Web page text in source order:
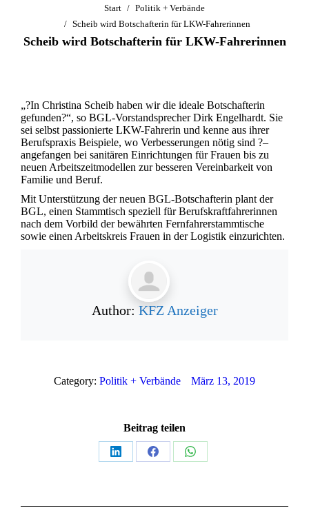
Sie befinden sich hier:
Start
Politik + Verbände
Scheib wird Botschafterin für LKW-Fahrerinnen
Scheib wird Botschafterin für LKW-Fahrerinnen
„?In Christina Scheib haben wir die ideale Botschafterin
gefunden?“, so BGL-Vorstandsprecher Dirk Engelhardt. Sie
sei selbst passionierte LKW-Fahrerin und kenne aus ihrer
Berufspraxis Beispiele, wo Verbesserungen nötig sind ?–
angefangen bei sanitären Einrichtungen für Frauen bis zu
neuen Arbeitszeitmodellen zur besseren Vereinbarkeit von
Familie und Beruf.
Mit Unterstützung der neuen BGL-Botschafterin plant der
BGL, einen Stammtisch speziell für Berufskraftfahrerinnen
nach dem Vorbild der bewährten Fernfahrerstammtische
sowie einen Arbeitskreis Frauen in der Logistik einzurichten.
Author: KFZ Anzeiger
Category: Politik + Verbände März 13, 2019
Beitrag teilen
Teilen
Teilen
Teilen